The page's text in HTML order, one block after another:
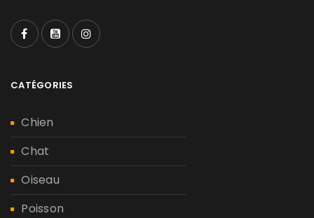
CATÉGORIES
Chien
Chat
Oiseau
Poisson